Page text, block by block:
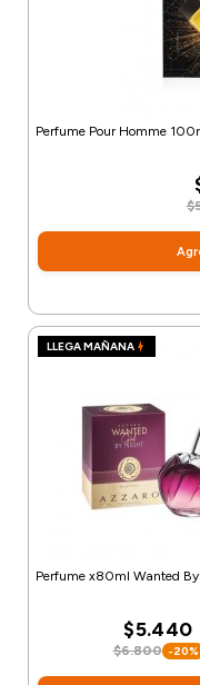
Perfume Pour Homme
LLEGA MAÑANA
Perfume x80ml Wanted
$5.440
$6.800 -20%